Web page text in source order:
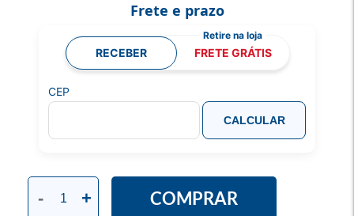
- + COMPRAR
Frete e prazo
RECEBER FRETE GRÁTIS
CEP
CALCULAR